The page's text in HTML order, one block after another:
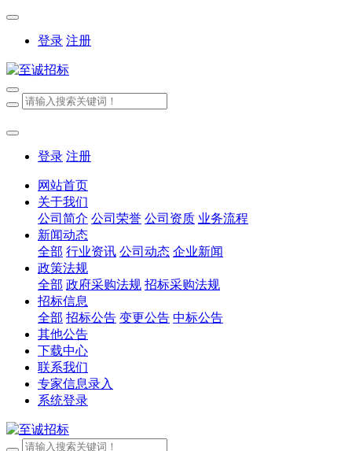
登录 注册
登录 注册
网站首页
关于我们
公司简介 公司荣誉 公司资质 业务流程
新闻动态
全部 行业资讯 公司动态 企业新闻
政策法规
全部 政府采购法规 招标采购法规
招标信息
全部 招标公告 变更公告 中标公告
其他公告
下载中心
联系我们
专家信息录入
系统登录